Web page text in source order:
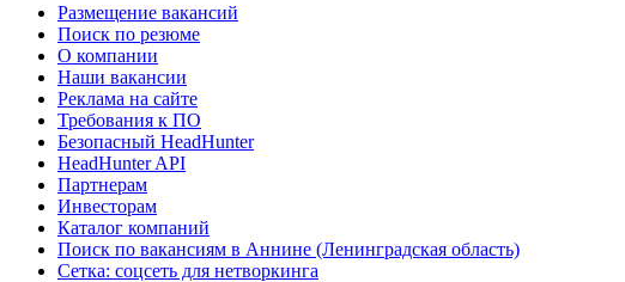
Размещение вакансий
Поиск по резюме
О компании
Наши вакансии
Реклама на сайте
Требования к ПО
Безопасный HeadHunter
HeadHunter API
Партнерам
Инвесторам
Каталог компаний
Поиск по вакансиям в Аннине (Ленинградская область)
Сетка: соцсеть для нетворкинга